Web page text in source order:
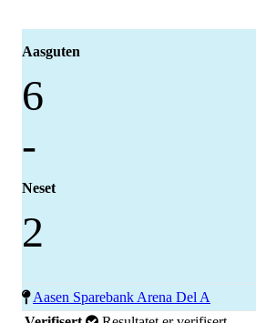
Aasguten
6
-
Neset
2
Aasen Sparebank Arena Del A